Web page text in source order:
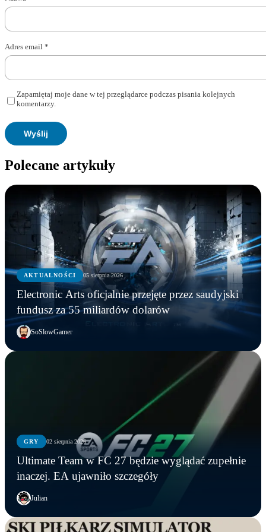
Adres email *
Zapamiętaj moje dane w tej przeglądarce podczas pisania kolejnych
komentarzy.
Polecane artykuły
AKTUALNOŚCI 05 sierpnia 2026
Electronic Arts oficjalnie przejęte przez saudyjski
fundusz za 55 miliardów dolarów
SoSlowGamer
GRY 02 sierpnia 2026
Ultimate Team w FC 27 będzie wyglądać zupełnie
inaczej. EA ujawniło szczegóły
Julian